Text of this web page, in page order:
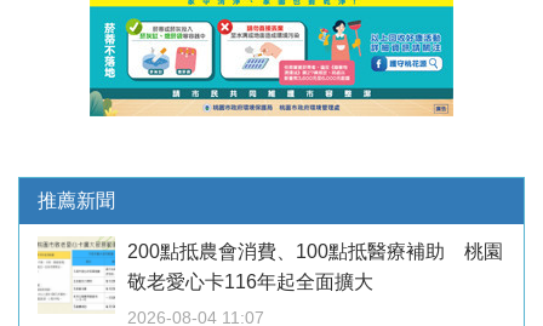
推薦新聞
200點抵農會消費、100點抵醫療補助 桃園
敬老愛心卡116年起全面擴大
2026-08-04 11:07